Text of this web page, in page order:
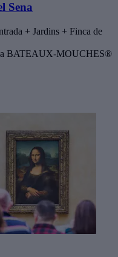
Sena
+ Jardins + Finca de
BATEAUX-MOUCHES®